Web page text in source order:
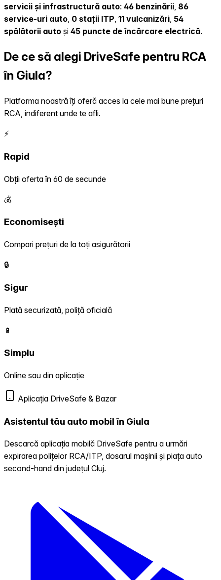
servicii și infrastructură auto: 46 benzinării, 86
service-uri auto, 0 stații ITP, 11 vulcanizări, 54
spălătorii auto și 45 puncte de încărcare electrică.
De ce să alegi DriveSafe pentru RCA
în Giula?
Platforma noastră îți oferă acces la cele mai bune prețuri
RCA, indiferent unde te afli.
⚡
Rapid
Obții oferta în 60 de secunde
💰
Economisești
Compari prețuri de la toți asigurătorii
🔒
Sigur
Plată securizată, poliță oficială
📱
Simplu
Online sau din aplicație
Aplicația DriveSafe & Bazar
Asistentul tău auto mobil în Giula
Descarcă aplicația mobilă DriveSafe pentru a urmări
expirarea polițelor RCA/ITP, dosarul mașinii și piața auto
second-hand din județul Cluj.